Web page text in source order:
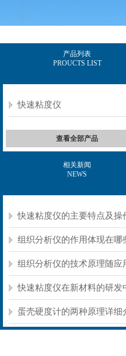
产品列表
PROUCTS LIST
快速粘度仪
查看全部产品
相关新闻
NEWS
快速粘度仪的主要特点及操
护方式
组织分析仪的作用体现在哪
面？
组织分析仪的技术原理随应
景不同存在明显差异
快速粘度仪在新材料的研发
应用
蛋壳硬度计的两种原理详细